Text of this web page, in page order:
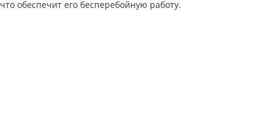
что обеспечит его бесперебойную работу.